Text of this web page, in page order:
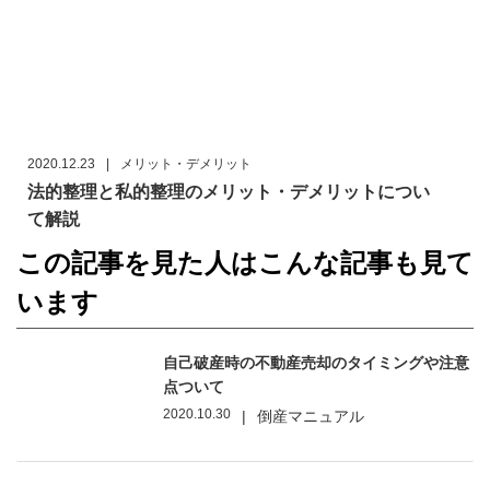
2020.12.23 メリット・デメリット
法的整理と私的整理のメリット・デメリットについ
て解説
この記事を見た人はこんな記事も見て
います
自己破産時の不動産売却のタイミングや注意
点ついて
2020.10.30 | 倒産マニュアル